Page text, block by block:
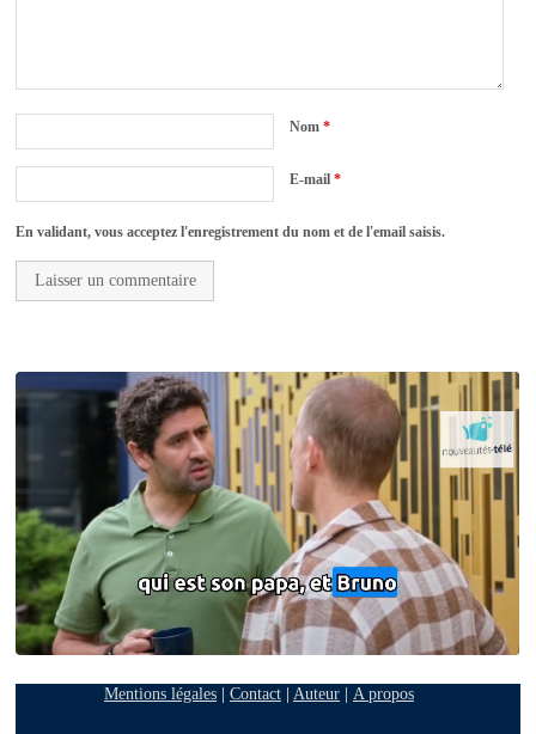
Nom*
E-mail*
En validant, vous acceptez l'enregistrement du nom et de l'email saisis.
Mentions légales| Contact| Auteur| A propos